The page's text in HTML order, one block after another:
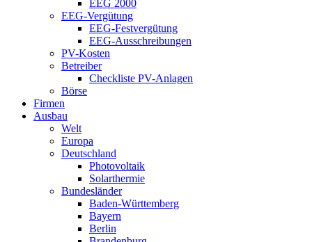
EEG 2000
EEG-Vergütung
EEG-Festvergütung
EEG-Ausschreibungen
PV-Kosten
Betreiber
Checkliste PV-Anlagen
Börse
Firmen
Ausbau
Welt
Europa
Deutschland
Photovoltaik
Solarthermie
Bundesländer
Baden-Württemberg
Bayern
Berlin